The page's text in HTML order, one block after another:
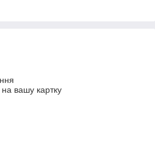
вашу картку